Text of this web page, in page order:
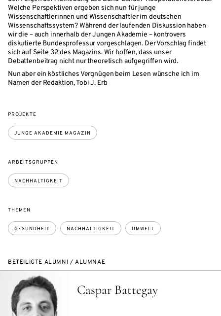
Welche Perspektiven ergeben sich nun für junge
Wissenschaftlerinnen und Wissenschaftler im deutschen
Wissenschaftssystem? Während der laufenden Diskussion haben
wir die – auch innerhalb der Jungen Akademie – kontrovers
diskutierte Bundesprofessur vorgeschlagen. Der Vorschlag findet
sich auf Seite 32 des Magazins. Wir hoffen, dass unser
Debattenbeitrag nicht nur theoretisch aufgegriffen wird.
Nun aber ein köstliches Vergnügen beim Lesen wünsche ich im
Namen der Redaktion, Tobi J. Erb
PROJEKTE
JUNGE AKADEMIE MAGAZIN
ARBEITSGRUPPEN
NACHHALTIGKEIT
THEMEN
GESUNDHEIT NACHHALTIGKEIT UMWELT
BETEILIGTE ALUMNI / ALUMNAE
Caspar Battegay